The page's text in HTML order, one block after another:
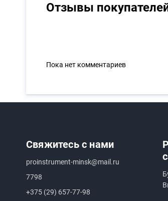
Отзывы
Пока нет комментариев
Свяжитесь с нами
proinstrument-minsk@mail.ru
7798
+375 (29) 657-77-98